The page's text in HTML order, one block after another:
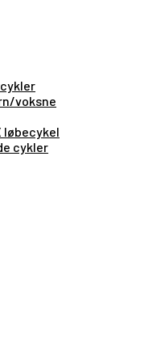
voksne
løbecykel
cykler